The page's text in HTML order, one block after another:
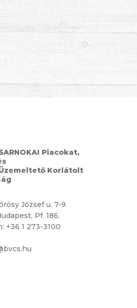
Piacokat,
Korlátolt
József u. 7-9.
Pf. 186.
+36 1 273-3100